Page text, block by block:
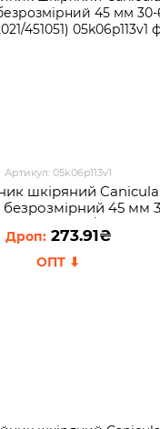
Артикул: 05k06p113v1
шкіряний Canicula
45 мм
(2021/451051)
273.91₴